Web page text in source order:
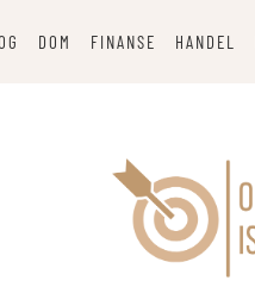
DOM FINANSE HANDEL